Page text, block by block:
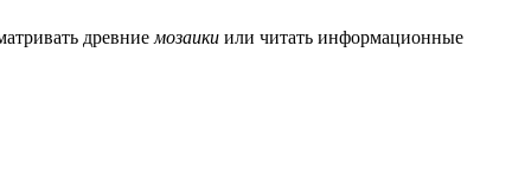
древние мозаики или читать информационные